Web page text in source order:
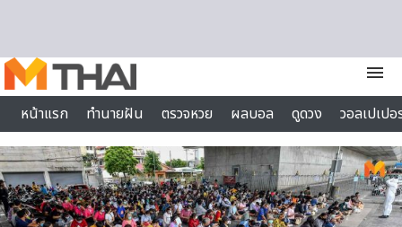
menu
หน้าแรก
ทำนายฝัน ตรวจหวย ผลบอล ดูดวง
วอลเปเป
ไลฟ์สไตล์